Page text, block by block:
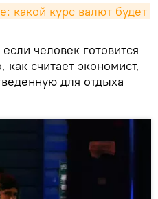
какой курс валют будет
человек готовится
как считает экономист,
для отдыха